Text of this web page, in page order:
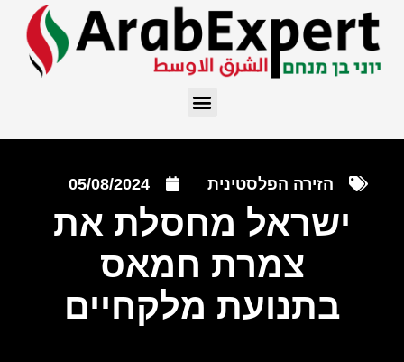
הזירה הפלסטינית 05/08/2024
ישראל מחסלת את
צמרת חמאס
בתנועת מלקחיים